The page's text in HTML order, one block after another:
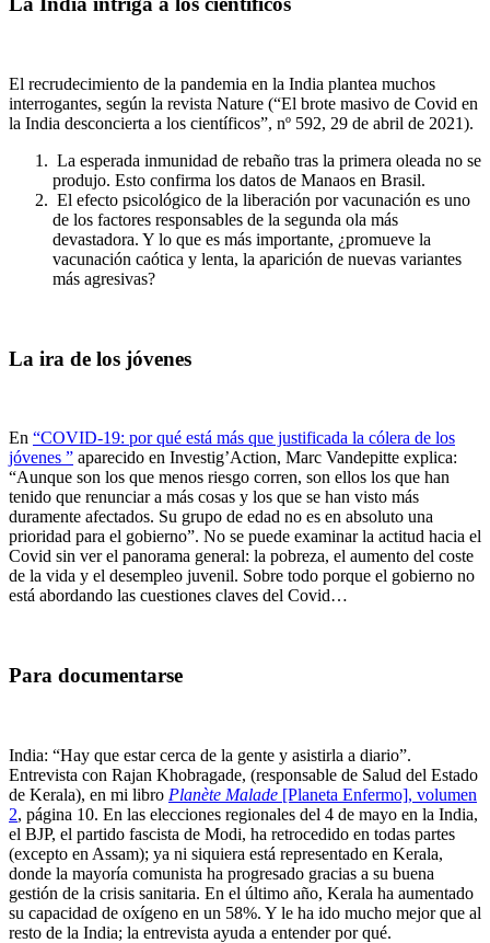
El recrudecimiento de la pandemia en la India plantea muchos
interrogantes, según la revista Nature (“El brote masivo de Covid en
la India desconcierta a los científicos”, nº 592, 29 de abril de 2021).
La esperada inmunidad de rebaño tras la primera oleada no se
produjo. Esto confirma los datos de Manaos en Brasil.
El efecto psicológico de la liberación por vacunación es uno
de los factores responsables de la segunda ola más
devastadora. Y lo que es más importante, ¿promueve la
vacunación caótica y lenta, la aparición de nuevas variantes
más agresivas?
La ira de los jóvenes
En “COVID-19: por qué está más que justificada la cólera de los
jóvenes ” aparecido en Investig’Action, Marc Vandepitte explica:
“Aunque son los que menos riesgo corren, son ellos los que han
tenido que renunciar a más cosas y los que se han visto más
duramente afectados. Su grupo de edad no es en absoluto una
prioridad para el gobierno”. No se puede examinar la actitud hacia el
Covid sin ver el panorama general: la pobreza, el aumento del coste
de la vida y el desempleo juvenil. Sobre todo porque el gobierno no
está abordando las cuestiones claves del Covid…
Para documentarse
India: “Hay que estar cerca de la gente y asistirla a diario”.
Entrevista con Rajan Khobragade, (responsable de Salud del Estado
de Kerala), en mi libro Planète Malade [Planeta Enfermo], volumen
2, página 10. En las elecciones regionales del 4 de mayo en la India,
el BJP, el partido fascista de Modi, ha retrocedido en todas partes
(excepto en Assam); ya ni siquiera está representado en Kerala,
donde la mayoría comunista ha progresado gracias a su buena
gestión de la crisis sanitaria. En el último año, Kerala ha aumentado
su capacidad de oxígeno en un 58%. Y le ha ido mucho mejor que al
resto de la India; la entrevista ayuda a entender por qué.